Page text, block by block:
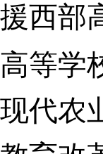
援西部
高等学
现代农